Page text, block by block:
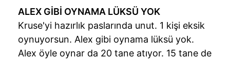
ALEX GİBİ OYNAMA LÜKSÜ YOK
Kruse'yi hazırlık paslarında unut. 1 kişi eksik
oynuyorsun. Alex gibi oynama lüksü yok.
Alex öyle oynar da 20 tane atıyor. 15 tane de